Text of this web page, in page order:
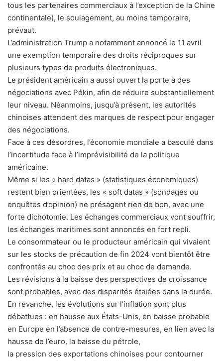
tous les partenaires commerciaux à l’exception de la Chine
continentale), le soulagement, au moins temporaire,
prévaut.
L’administration Trump a notamment annoncé le 11 avril
une exemption temporaire des droits réciproques sur
plusieurs types de produits électroniques.
Le président américain a aussi ouvert la porte à des
négociations avec Pékin, afin de réduire substantiellement
leur niveau. Néanmoins, jusqu’à présent, les autorités
chinoises attendent des marques de respect pour engager
des négociations.
Face à ces désordres, l’économie mondiale a basculé dans
l’incertitude face à l’imprévisibilité de la politique
américaine.
Même si les « hard datas » (statistiques économiques)
restent bien orientées, les « soft datas » (sondages ou
enquêtes d’opinion) ne présagent rien de bon, avec une
forte dichotomie. Les échanges commerciaux vont souffrir,
les échanges maritimes sont annoncés en fort repli.
Le consommateur ou le producteur américain qui vivaient
sur les stocks de précaution de fin 2024 vont bientôt être
confrontés au choc des prix et au choc de demande.
Les révisions à la baisse des perspectives de croissance
sont probables, avec des disparités étalées dans la durée.
En revanche, les évolutions sur l’inflation sont plus
débattues : en hausse aux États-Unis, en baisse probable
en Europe en l’absence de contre-mesures, en lien avec la
hausse de l’euro, la baisse du pétrole,
la pression des exportations chinoises pour contourner